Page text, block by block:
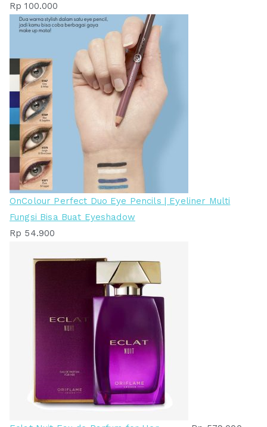
Rp 100.000
OnColour Perfect Duo Eye Pencils | Eyeliner Multi
Fungsi Bisa Buat Eyeshadow
Rp 54.900